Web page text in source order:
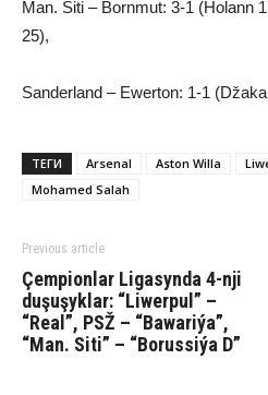
Man. Siti – Bornmut: 3-1 (Holann
25),
Sanderland – Ewerton: 1-1
ТЕГИ Arsenal Aston Willa
Mohamed Salah
Previous article
Çempionlar Ligasynda 4-nji
duşuşyklar: “Liwerpul” –
“Real”, PSŽ – “Bawariýa”,
“Man. Siti” – “Borussiýa D”